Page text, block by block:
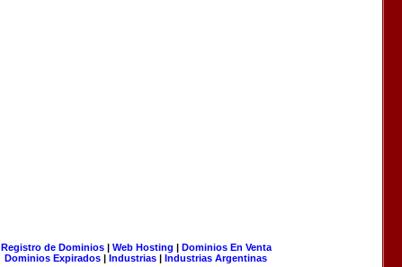
Registro de Dominios| Web Hosting | Dominios En Venta
Dominios Expirados | Industrias | Industrias Argentinas